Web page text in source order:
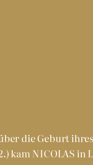
die Geburt
kam NICOLAS in